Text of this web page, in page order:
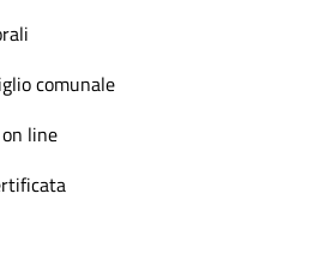
comunale
line